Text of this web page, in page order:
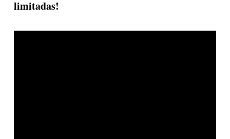
limitadas!